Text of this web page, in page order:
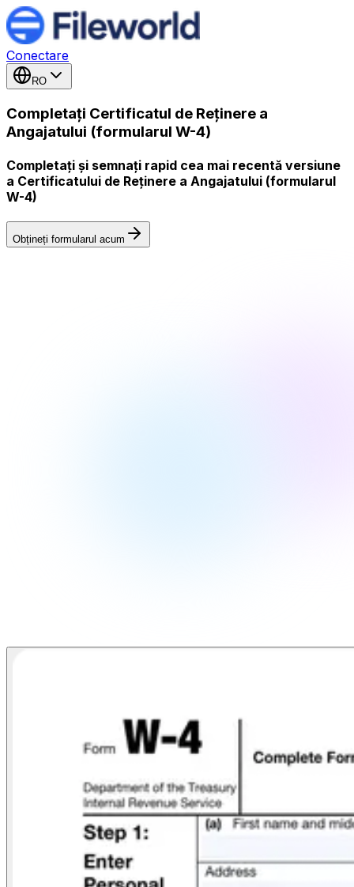
Conectare
RO
Completați Certificatul de Reținere a
Angajatului (formularul W-4)
Completați și semnați rapid cea mai recentă versiune
a Certificatului de Reținere a Angajatului (formularul
W-4)
Obțineți formularul acum